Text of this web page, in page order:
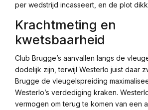
per wedstrijd incasseert, en de plot
Krachtmeting en
kwetsbaarheid
Club Brugge’s aanvallen langs de
dodelijk zijn, terwijl Westerlo juist daar
Brugge de vleugelspreiding
Westerlo’s verdediging kraken.
vermogen om terug te komen van een